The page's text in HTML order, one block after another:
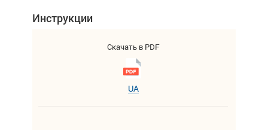
Инструкции
Скачать в PDF
UA